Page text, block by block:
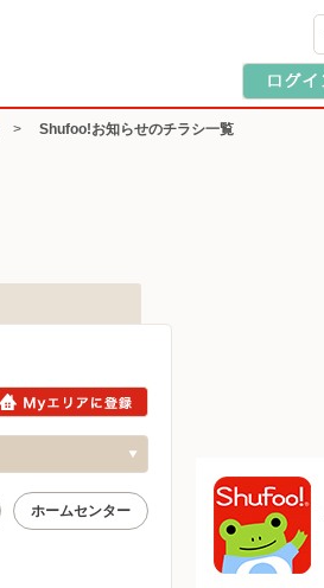
> Shufoo!お知らせのチラシ一覧
ホームセンター